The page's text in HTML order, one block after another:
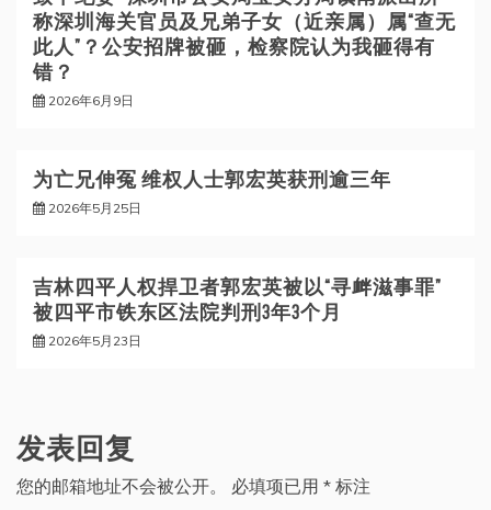
称深圳海关官员及兄弟子女（近亲属）属“查无
此人”？公安招牌被砸，检察院认为我砸得有
错？
2026年6月9日
为亡兄伸冤 维权人士郭宏英获刑逾三年
2026年5月25日
吉林四平人权捍卫者郭宏英被以“寻衅滋事罪”
被四平市铁东区法院判刑3年3个月
2026年5月23日
发表回复
您的邮箱地址不会被公开。 必填项已用 * 标注